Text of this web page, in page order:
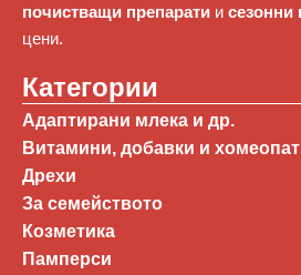
почистващи препарати и сезонни
цени.
Категории
Адаптирани млека и др.
Витамини, добавки и
Дрехи
За семейството
Козметика
Памперси